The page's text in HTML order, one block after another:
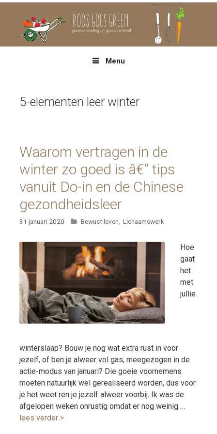
Menu
5-elementen leer winter
Waarom vertragen in de
winter zo goed is â€“ tips
vanuit Do-in en de Chinese
gezondheidsleer
31 januari 2020 Categorieën
Bewust leven, Lichaamswerk
Hoe
gaat
het
met
jullie
winterslaap? Bouw je nog wat extra rust in voor
jezelf, of ben je alweer vol gas, meegezogen in de
actie-modus van januari? Die goeie voornemens
moeten natuurlijk wel gerealiseerd worden, dus voor
je het weet ren je jezelf alweer voorbij. Ik was de
afgelopen weken onrustig omdat er nog weinig …
lees verder >